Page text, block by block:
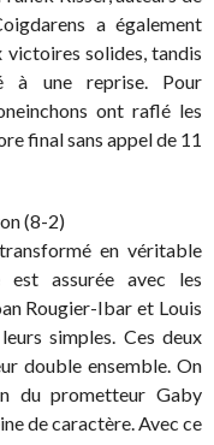
a également
victoires solides, tandis
à une reprise. Pour
ont raflé les
final sans appel de 11
(8-2)
en véritable
est assurée avec les
Rougier-Ibar et Louis
simples. Ces deux
double ensemble. On
du prometteur Gaby
de caractère. Avec ce